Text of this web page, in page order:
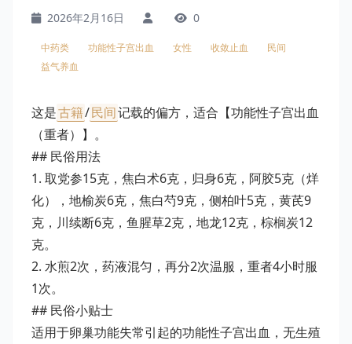
2026年2月16日 0
中药类 功能性子宫出血 女性 收敛止血
民间
益气养血
这是古籍/民间记载的偏方，适合【功能性子宫出血
（重者）】。
## 民俗用法
1. 取党参15克，焦白术6克，归身6克，阿胶5克（烊
化），地榆炭6克，焦白芍9克，侧柏叶5克，黄芪9
克，川续断6克，鱼腥草2克，地龙12克，棕榈炭12
克。
2. 水煎2次，药液混匀，再分2次温服，重者4小时服
1次。
## 民俗小贴士
适用于卵巢功能失常引起的功能性子宫出血，无生殖